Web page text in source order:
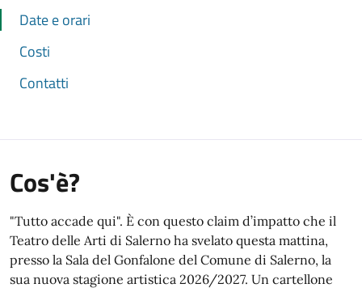
Date e orari
Costi
Contatti
Cos'è?
"Tutto accade qui". È con questo claim d’impatto che il
Teatro delle Arti di Salerno ha svelato questa mattina,
presso la Sala del Gonfalone del Comune di Salerno, la
sua nuova stagione artistica 2026/2027. Un cartellone